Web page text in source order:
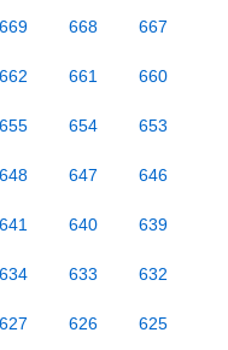
669 668 667
662 661 660
655 654 653
648 647 646
641 640 639
634 633 632
627 626 625